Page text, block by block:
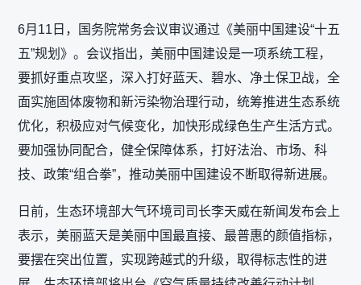
6月11日，国务院常务会议审议通过《美丽中国建设“十五
五”规划》。会议指出，美丽中国建设是一项系统工程，
要抓好重点攻坚，深入打好蓝天、碧水、净土保卫战，全
面实施固体废物和新污染物治理行动，统筹推进生态系统
优化，积极应对气候变化，加快形成绿色生产生活方式。
要加强协同配合，健全保障体系，打好法治、市场、科
技、政策“组合拳”，推动美丽中国建设不断取得新进展。
日前，生态环境部大气环境司司长李天威在新闻发布会上
表示，美丽蓝天是美丽中国最直接、最普惠的颜值指标，
要摆在突出位置，实现跨越式的升级，取得标志性的进